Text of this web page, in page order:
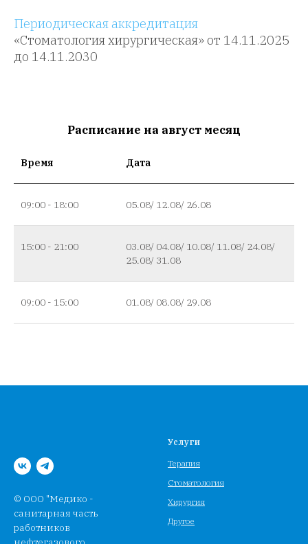
Периодическая аккредитация
«Стоматология хирургическая» от 14.11.2025
до 14.11.2030
Расписание на август месяц
Время Дата
09:00 - 18:00 05.08/ 12.08/ 26.08
15:00 - 21:00
03.08/ 04.08/ 10.08/ 11.08/ 24.08/
25.08/ 31.08
09:00 - 15:00 01.08/ 08.08/ 29.08
© ООО "Медико -
санитарная часть
работников
Услуги
Терапия
Стоматология
Хирургия
Другое